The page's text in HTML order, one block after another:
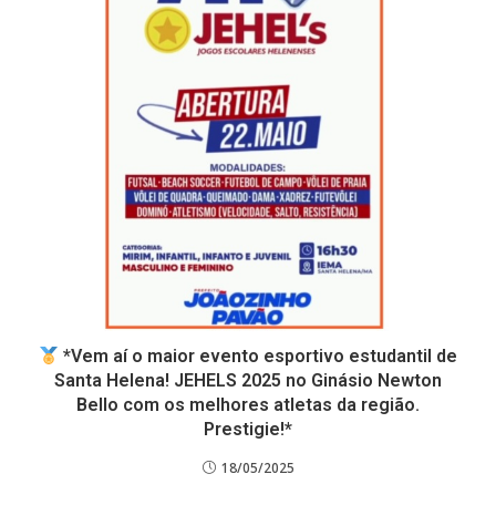
*Vem aí o maior evento esportivo estudantil de
Santa Helena! JEHELS 2025 no Ginásio Newton
Bello com os melhores atletas da região.
Prestigie!*
18/05/2025